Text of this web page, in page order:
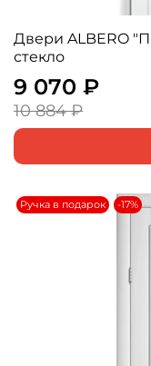
Двери ALBERO
стекло
9 070 ₽
10 884 ₽
Ручка в подарок -17%